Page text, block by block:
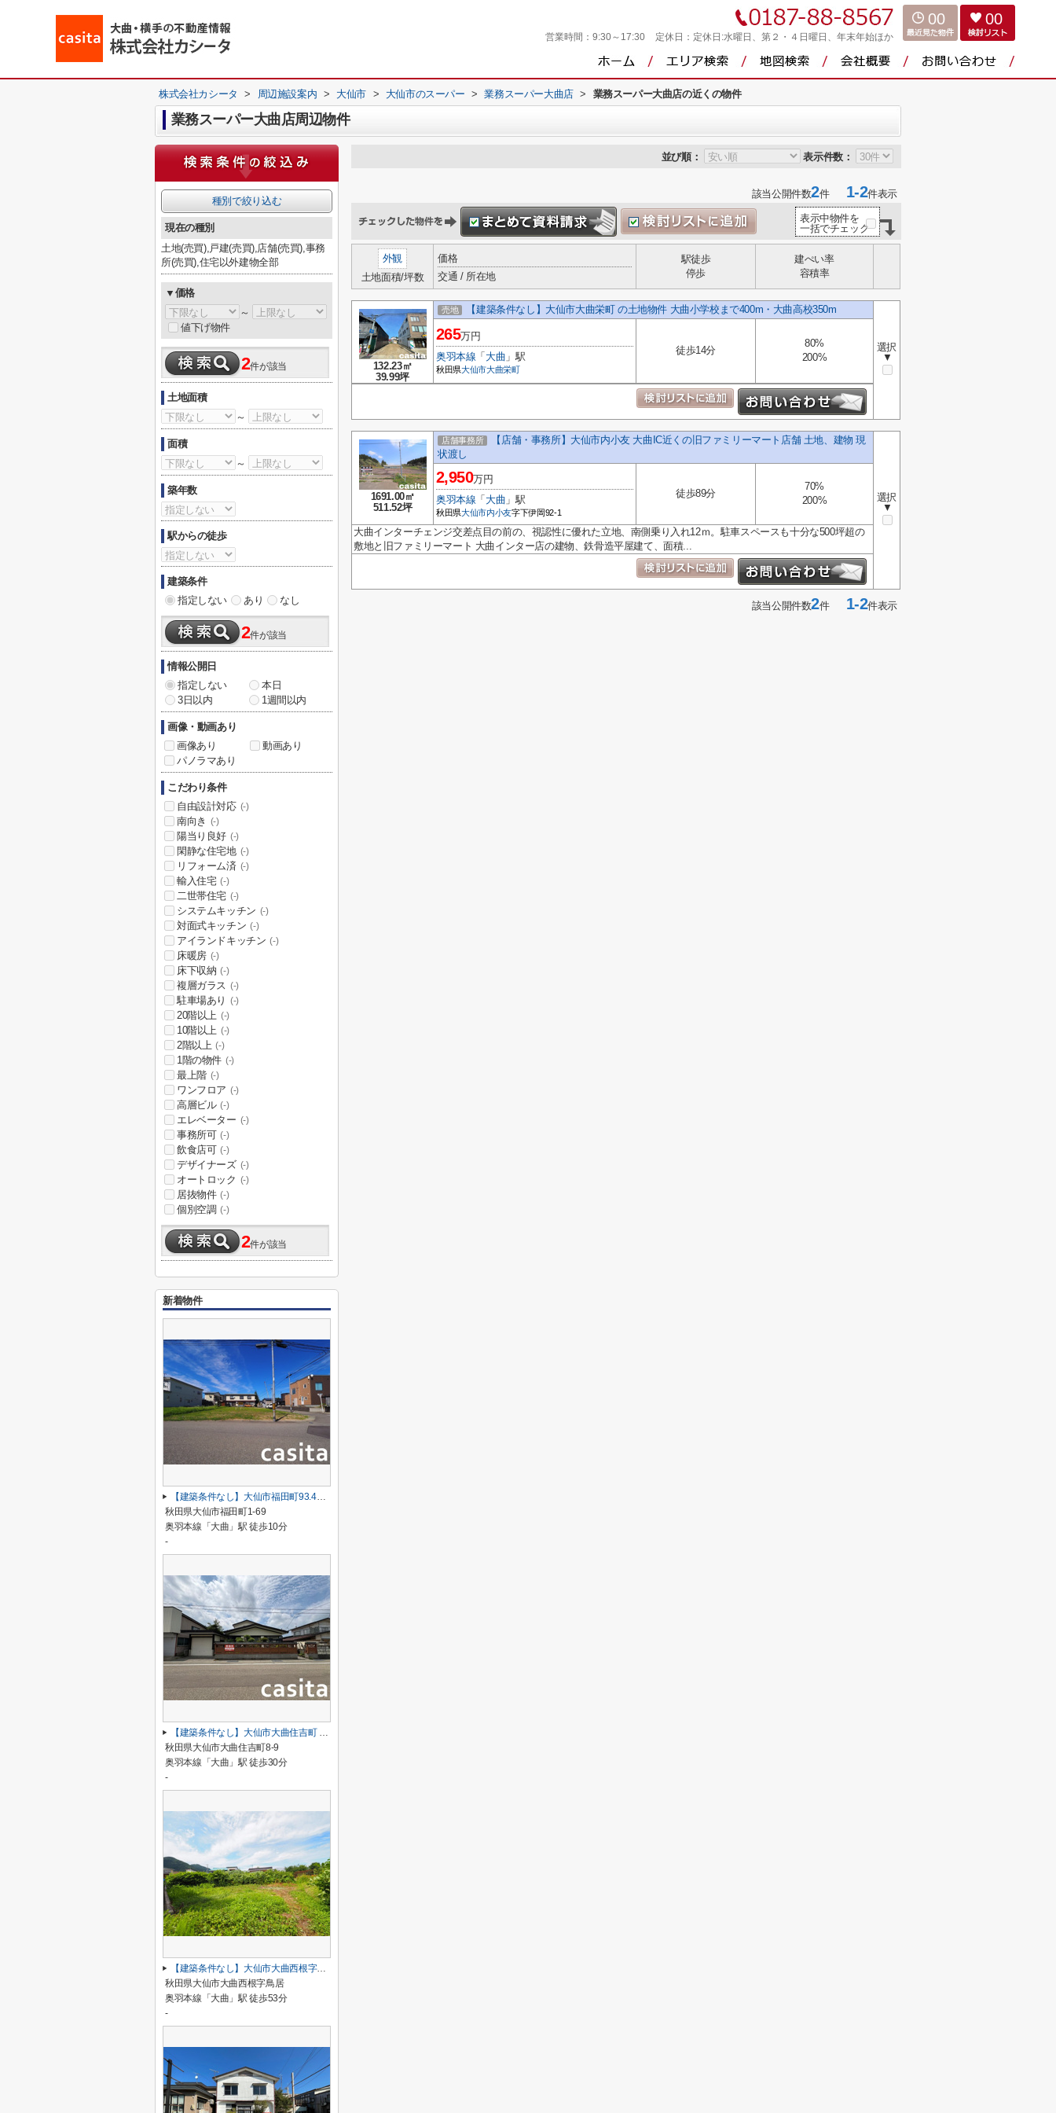
営業時間： 9:30～17:30 定休日： 定休日:水曜日、第２・４日曜日、年末年始ほか
00 00
株式会社カシータ > 周辺施設案内 > 大仙市 > 大仙市のスーパー > 業務スーパー大曲店 > 業務スーパー大曲店の近くの物件
業務スーパー大曲店周辺物件
並び順： 表示件数：
該当公開件数2件1-2件表示
表示中物件を
一括でチェック
外観
土地面積/坪数
価格
交通 / 所在地
駅徒歩
停歩
建ぺい率
容積率
132.23㎡
39.99坪
売地 【建築条件なし】大仙市大曲栄町 の土地物件 大曲小学校まで400m・大曲高校350m
選択
▼
265万円
奥羽本線 「 大曲 」駅
秋田県大仙市大曲栄町
徒歩14分
80%
200%
1691.00㎡
511.52坪
店舗事務所
【店舗・事務所】大仙市内小友 大曲IC近くの旧ファミリーマート店舗 土地、建物 現
状渡し
選択
▼
2,950万円
奥羽本線 「 大曲 」駅
秋田県大仙市内小友字下伊岡92-1
徒歩89分
70%
200%
大曲インターチェンジ交差点目の前の、視認性に優れた立地、南側乗り入れ12ｍ。駐車スペースも十分な500坪超の
敷地と旧ファミリーマート 大曲インター店の建物、鉄骨造平屋建て、面積...
該当公開件数2件1-2件表示
種別で絞り込む
現在の種別
土地(売買),戸建(売買),店舗(売買),事務
所(売買),住宅以外建物全部
▼価格
～
値下げ物件
2件が該当
土地面積
～
面積
～
築年数
駅からの徒歩
建築条件
指定しない
あり なし
2件が該当
情報公開日
指定しない
本日
3日以内
1週間以内
画像・動画あり
画像あり
動画あり
パノラマあり
こだわり条件
自由設計対応 (-)
南向き (-)
陽当り良好 (-)
閑静な住宅地 (-)
リフォーム済 (-)
輸入住宅 (-)
二世帯住宅 (-)
システムキッチン (-)
対面式キッチン (-)
アイランドキッチン (-)
床暖房 (-)
床下収納 (-)
複層ガラス (-)
駐車場あり (-)
20階以上 (-)
10階以上 (-)
2階以上 (-)
1階の物件 (-)
最上階 (-)
ワンフロア (-)
高層ビル (-)
エレベーター (-)
事務所可 (-)
飲食店可 (-)
デザイナーズ (-)
オートロック (-)
居抜物件 (-)
個別空調 (-)
2件が該当
新着物件
【建築条件なし】大仙市福田町93.43坪(公簿)区画の整った住宅街の南東角地物件
秋田県大仙市福田町1-69
奥羽本線「大曲」駅 徒歩10分
-
【建築条件なし】大仙市大曲住吉町 解体更地渡しの125.45坪(公簿)閑静な住宅街の100坪超物件
秋田県大仙市大曲住吉町8-9
奥羽本線「大曲」駅 徒歩30分
-
【建築条件なし】大仙市大曲西根字鳥居 土地物件85.15坪(281.49㎡) 資材置き場などに
秋田県大仙市大曲西根字鳥居
奥羽本線「大曲」駅 徒歩53分
-